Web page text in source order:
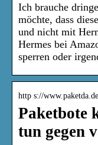
Ich brauche
möchte, dass
und nicht mit
Hermes bei
sperren oder
http s://
Paketbote
tun gegen